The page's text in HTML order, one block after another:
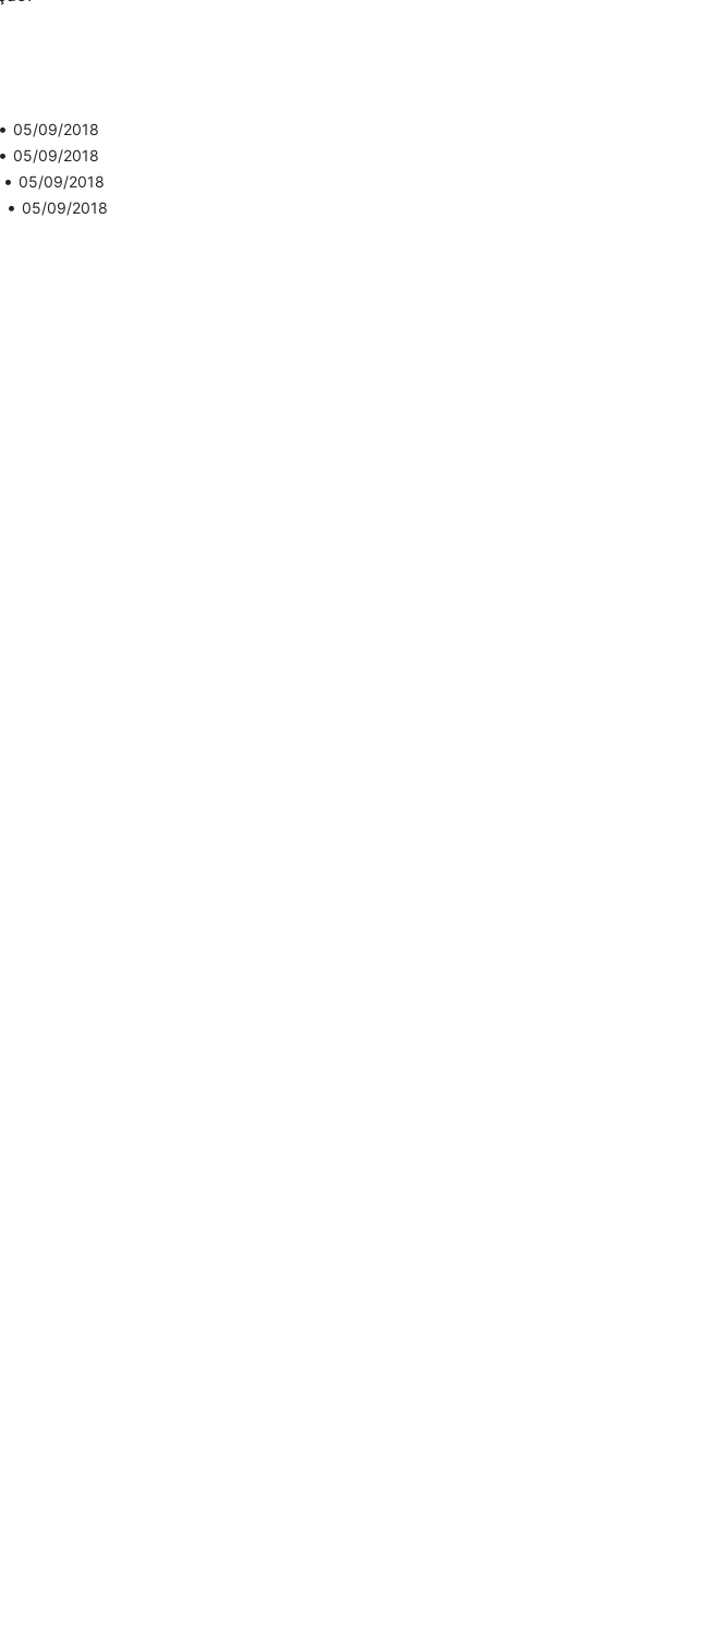
• 05/09/2018
• 05/09/2018
• 05/09/2018
• 05/09/2018